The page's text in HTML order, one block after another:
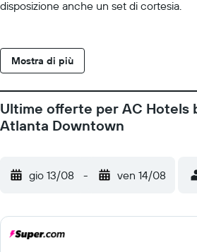
disposizione anche un set di cortesia.
Mostra di più
Ultime offerte per AC Hotels
Atlanta Downtown
gio 13/08 - ven 14/08